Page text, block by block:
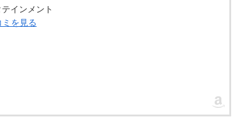
インメント
を見る